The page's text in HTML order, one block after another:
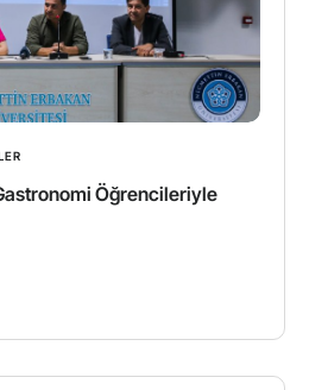
Öğrencileriyle